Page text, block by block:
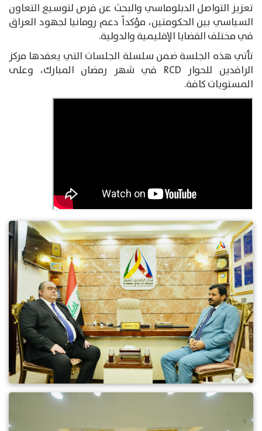
تعزيز التواصل الدبلوماسي والبحث عن فرص لتوسيع التعاون
السياسي بين الحكومتين، مؤكداً دعم رومانيا لجهود العراق
في مختلف القضايا الإقليمية والدولية.
تأتي هذه الجلسة ضمن سلسلة الجلسات التي يعقدها مركز
الرافدين للحوار RCD في شهر رمضان المبارك، وعلى
المستويات كافة.